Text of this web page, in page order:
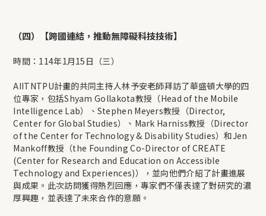
（四）【跨國連結，推動無障礙科技技術】
時間：114年1月15日（三）
AIITNTPU計畫的共同主持人林予安老師拜訪了華盛頓大學的四
位專家，包括Shyam Gollakota教授（Head of the Mobile
Intelligence Lab）、Stephen Meyers教授（Director,
Center for Global Studies）、Mark Harniss教授（Director
of the Center for Technology & Disability Studies）和Jen
Mankoff教授（the Founding Co-Director of CREATE
(Center for Research and Education on Accessible
Technology and Experiences)），並向他們介紹了計畫進展
與成果。此次訪問獲得熱烈回應，專家們不僅表達了對研究的濃
厚興趣，並表達了未來合作的意願。